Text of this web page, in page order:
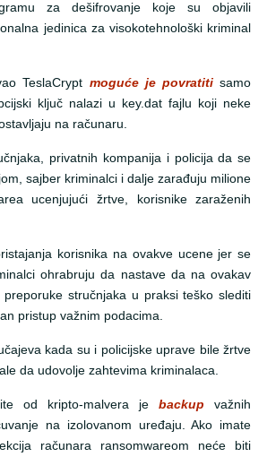
za dešifrovanje koje su objavili
jedinica za visokotehnološki kriminal
TeslaCrypt moguće je povratiti samo
ključ nalazi u key.dat fajlu koji neke
na računaru.
privatnih kompanija i policija da se
sajber kriminalci i dalje zarađuju milione
ucenjujući žrtve, korisnike zaraženih
korisnika na ovakve ucene jer se
ohrabruju da nastave da na ovakav
stručnjaka u praksi teško slediti
pristup važnim podacima.
kada su i policijske uprave bile žrtve
da udovolje zahtevima kriminalaca.
od kripto-malvera jebackup važnih
na izolovanom uređaju. Ako imate
računara ransomwareom neće biti